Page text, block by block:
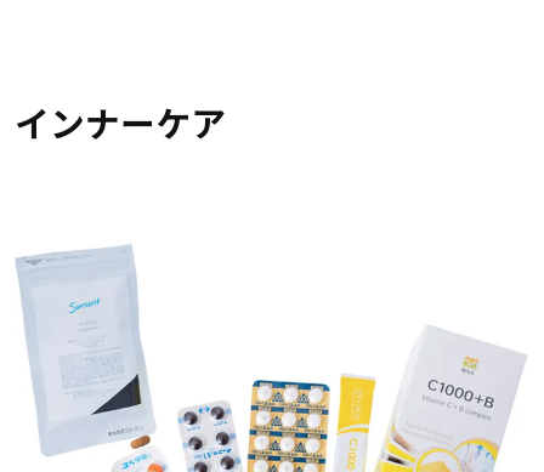
インナーケア